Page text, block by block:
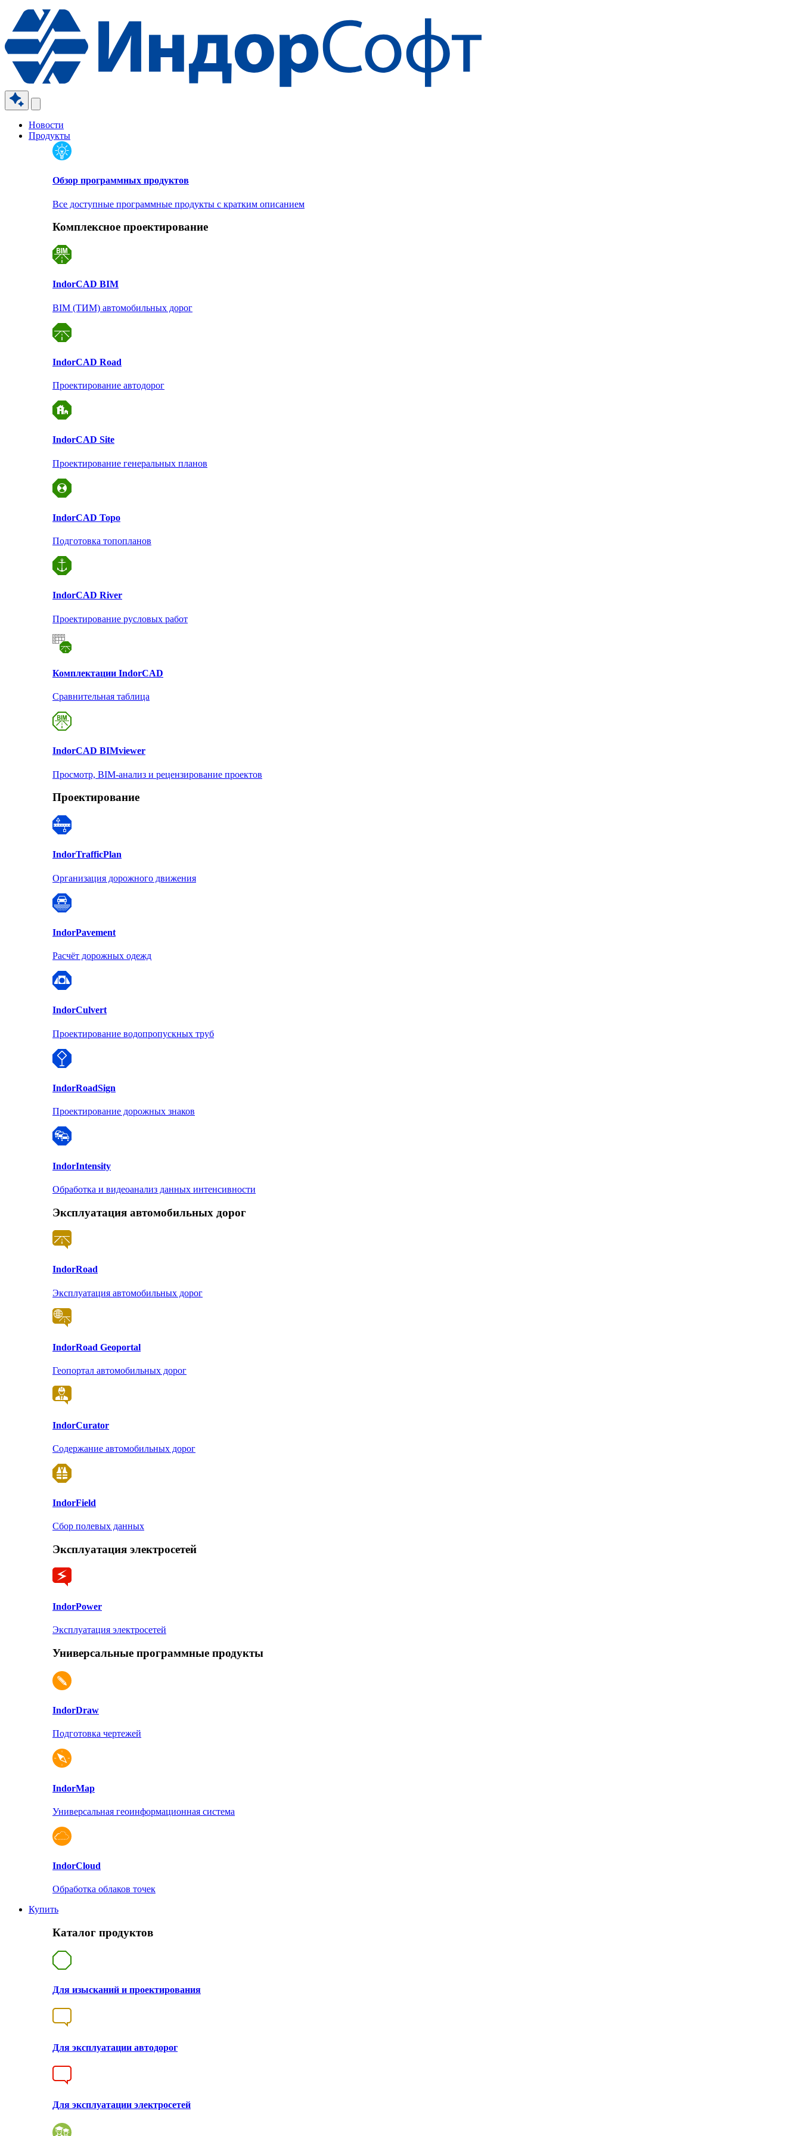
Новости
Продукты
Обзор программных продуктов
Все доступные программные продукты с кратким описанием
Комплексное проектирование
IndorCAD BIM
BIM (ТИМ) автомобильных дорог
IndorCAD Road
Проектирование автодорог
IndorCAD Site
Проектирование генеральных планов
IndorCAD Topo
Подготовка топопланов
IndorCAD River
Проектирование русловых работ
Комплектации IndorCAD
Сравнительная таблица
IndorCAD BIMviewer
Просмотр, BIM-анализ и рецензирование проектов
Проектирование
IndorTrafficPlan
Организация дорожного движения
IndorPavement
Расчёт дорожных одежд
IndorCulvert
Проектирование водопропускных труб
IndorRoadSign
Проектирование дорожных знаков
IndorIntensity
Обработка и видеоанализ данных интенсивности
Эксплуатация автомобильных дорог
IndorRoad
Эксплуатация автомобильных дорог
IndorRoad Geoportal
Геопортал автомобильных дорог
IndorCurator
Содержание автомобильных дорог
IndorField
Сбор полевых данных
Эксплуатация электросетей
IndorPower
Эксплуатация электросетей
Универсальные программные продукты
IndorDraw
Подготовка чертежей
IndorMap
Универсальная геоинформационная система
IndorCloud
Обработка облаков точек
Купить
Каталог продуктов
Для изысканий и проектирования
Для эксплуатации автодорог
Для эксплуатации электросетей